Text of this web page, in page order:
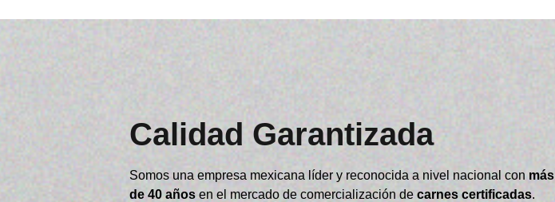
Calidad Garantizada
Somos una empresa mexicana líder y reconocida a nivel nacional con más
de 40 años en el mercado de comercialización de carnes certificadas.